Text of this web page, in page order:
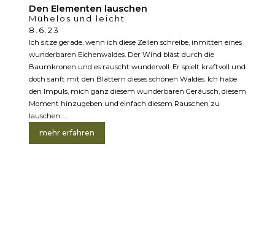
Den Elementen lauschen
Mühelos und leicht
8.6.23
Ich sitze gerade, wenn ich diese Zeilen schreibe, inmitten eines
wunderbaren Eichenwaldes. Der Wind bläst durch die
Baumkronen und es rauscht wundervoll. Er spielt kraftvoll und
doch sanft mit den Blättern dieses schönen Waldes. Ich habe
den Impuls, mich ganz diesem wunderbaren Geräusch, diesem
Moment hinzugeben und einfach diesem Rauschen zu
lauschen. ...
mehr erfahren